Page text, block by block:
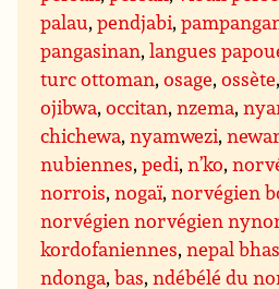
palau,pendjabi,
pangasinan,langues
turc ottoman,osage,ossète,
ojibwa,occitan,nzema,
chichewa,nyamwezi,
nubiennes,pedi,n’ko,
norrois,nogaï,norvégien
norvégien norvégien
kordofaniennes,nepal
ndonga,bas,ndébélé du